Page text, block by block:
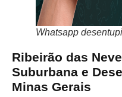
Whatsapp
Ribeirão das
Suburbana e
Minas Gerais